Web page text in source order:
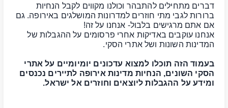
דברים מתחילים להתבהר וכולנו מקווים לקבל הנחיות
ברורות לגבי מתי חוזרים למדרונות המושלגים באירופה. גם
אם אתם מרגישים בלבול- אנחנו על זה!
אנחנו עוקבים באדיקות אחרי פרסומים על ההגבלות של
המדינות השונות ושל אתרי הסקי.
בעמוד הזה תוכלו למצוא עדכונים יומיומיים על אתרי
הסקי השונים, הנחיות מדינות אירופה לתיירים נכנסים
ומידע על ההגבלות ליוצאים וחוזרים אל ישראל.